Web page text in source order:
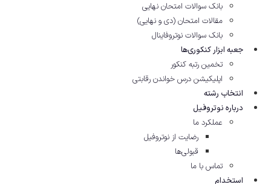
بانک سوالات امتحان نهایی
مقالات امتحان (دی و نهایی)
بانک سوالات نوتروفاینال
جعبه ابزار کنکوری‌ها
تخمین رتبه کنکور
اپلیکیشن درس خواندن رقابتی
انتخاب رشته
درباره نوتروفیل
عملکرد ما
رضایت از نوتروفیل
قبولی‌ها
تماس با ما
استخدام